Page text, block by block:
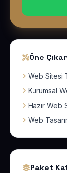
Öne
Web Sitesi
Kurumsal
Hazır Web
Web
Paket